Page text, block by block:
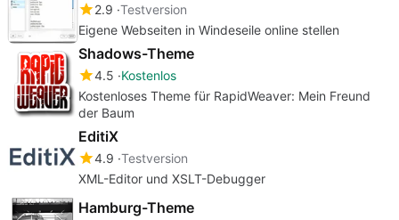
2.9 Testversion
Eigene Webseiten in Windeseile online stellen
Shadows-Theme
4.5 Kostenlos
Kostenloses Theme für RapidWeaver: Mein Freund
der Baum
EditiX
4.9 Testversion
XML-Editor und XSLT-Debugger
Hamburg-Theme